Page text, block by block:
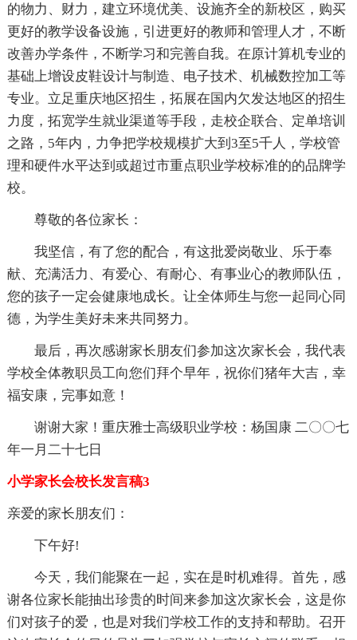
的物力、财力，建立环境优美、设施齐全的新校区，购买
更好的教学设备设施，引进更好的教师和管理人才，不断
改善办学条件，不断学习和完善自我。在原计算机专业的
基础上增设皮鞋设计与制造、电子技术、机械数控加工等
专业。立足重庆地区招生，拓展在国内欠发达地区的招生
力度，拓宽学生就业渠道等手段，走校企联合、定单培训
之路，5年内，力争把学校规模扩大到3至5千人，学校管
理和硬件水平达到或超过市重点职业学校标准的的品牌学
校。
尊敬的各位家长：
我坚信，有了您的配合，有这批爱岗敬业、乐于奉
献、充满活力、有爱心、有耐心、有事业心的教师队伍，
您的孩子一定会健康地成长。让全体师生与您一起同心同
德，为学生美好未来共同努力。
最后，再次感谢家长朋友们参加这次家长会，我代表
学校全体教职员工向您们拜个早年，祝你们猪年大吉，幸
福安康，完事如意！
谢谢大家！重庆雅士高级职业学校：杨国康 二〇〇七
年一月二十七日
小学家长会校长发言稿3
亲爱的家长朋友们：
下午好!
今天，我们能聚在一起，实在是时机难得。首先，感
谢各位家长能抽出珍贵的时间来参加这次家长会，这是你
们对孩子的爱，也是对我们学校工作的支持和帮助。召开